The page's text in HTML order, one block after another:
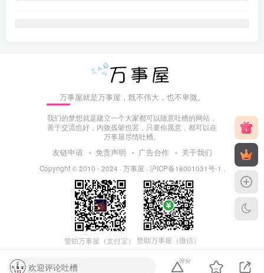
万事屋就是万事屋，既不伟大，也不卑微。
我们的梦想就是建立一个大家都可以随意吐槽的网站，
善于交流也好，内敛孤僻也罢，只要你愿意，都可以在
万事屋尽情吐槽。
友链申请 免责声明 广告合作 关于我们
Copyright © 2010 - 2024 · 万事屋 · 沪ICP备16001031号-1
赞助万事屋（支付宝） 赞助万事屋（微信）
欢迎评论吐槽
评分